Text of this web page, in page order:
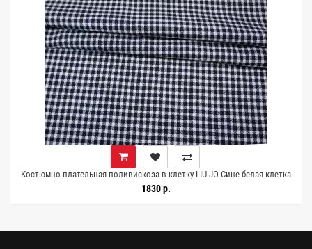
Костюмно-плательная поливискоза в клетку LIU JO Сине-белая клетка
DJ H64 BB10 25052652
1830 р.